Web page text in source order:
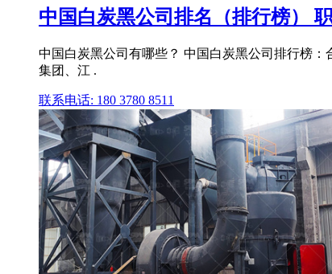
中国白炭黑公司排名（排行榜）
中国白炭黑公司有哪些？ 中国白炭黑公司排行榜
集团、江 .
联系电话: 180 3780 8511